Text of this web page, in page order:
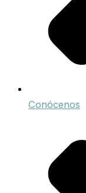
Conócenos